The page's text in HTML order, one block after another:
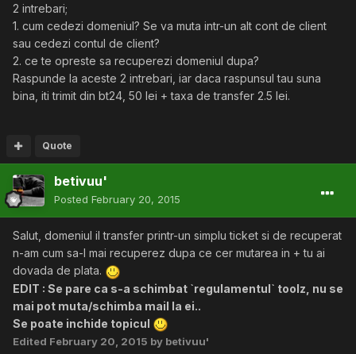
2 intrebari;
1. cum cedezi domeniul? Se va muta intr-un alt cont de client
sau cedezi contul de client?
2. ce te opreste sa recuperezi domeniul dupa?
Raspunde la aceste 2 intrebari, iar daca raspunsul tau suna
bina, iti trimit din bt24, 50 lei + taxa de transfer 2.5 lei.
Quote
betivuu'
Posted February 20, 2015
Salut, domeniul il transfer printr-un simplu ticket si de recuperat
n-am cum sa-l mai recuperez dupa ce cer mutarea in + tu ai
dovada de plata.
EDIT : Se pare ca s-a schimbat `regulamentul` toolz, nu se
mai pot muta/schimba mail la ei..
Se poate inchide topicul
Edited February 20, 2015 by betivuu'